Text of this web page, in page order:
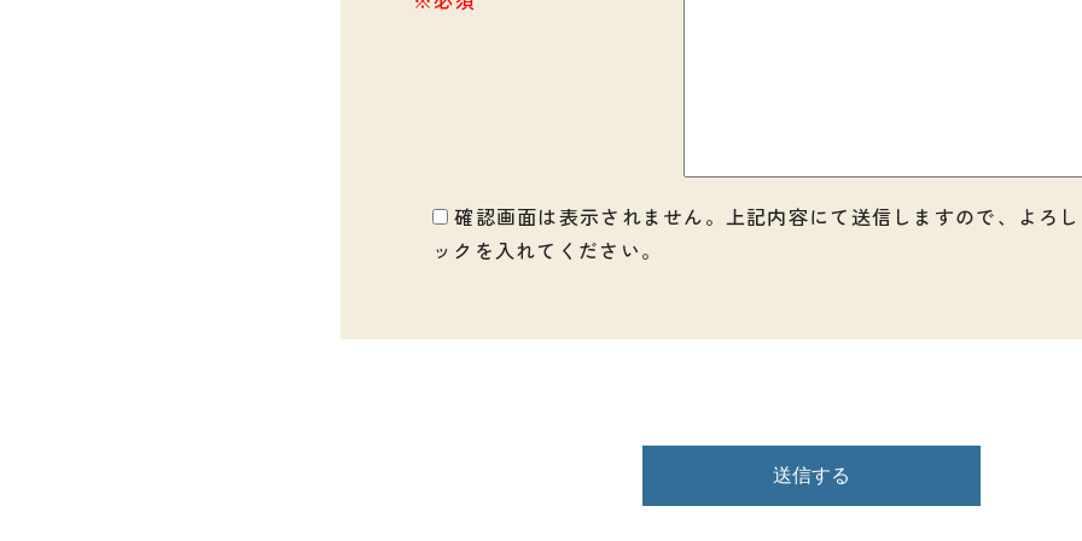
確認画面は表示されません。上記内容にて送信しますので、よろ
ックを入れてください。